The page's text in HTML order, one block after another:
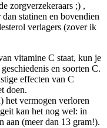
zorgverzekeraars ;) ,
statinen en bovendien
verlagers (zover ik
vitamine C staat, kun je
en soorten C.
effecten van C
doen.
het vermogen verloren
kan het nog wel: in
aan (meer dan 13 gram!).